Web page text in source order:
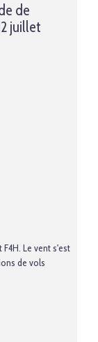
de
juillet
F4H. Le vent s'est
de vols